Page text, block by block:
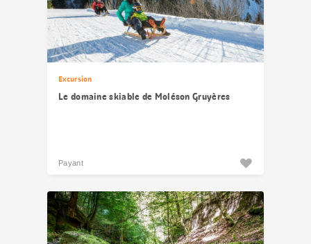
Excursion
Le domaine skiable de Moléson Gruyères
Payant